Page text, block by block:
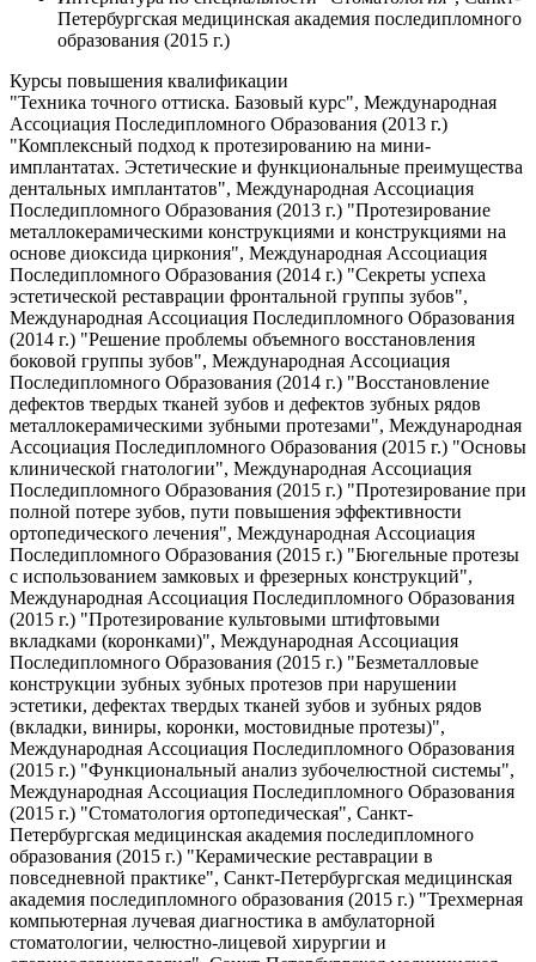
Петербургская медицинская академия последипломного
образования (2015 г.)
Курсы повышения квалификации
"Техника точного оттиска. Базовый курс", Международная
Ассоциация Последипломного Образования (2013 г.)
"Комплексный подход к протезированию на мини-
имплантатах. Эстетические и функциональные преимущества
дентальных имплантатов", Международная Ассоциация
Последипломного Образования (2013 г.) "Протезирование
металлокерамическими конструкциями и конструкциями на
основе диоксида циркония", Международная Ассоциация
Последипломного Образования (2014 г.) "Секреты успеха
эстетической реставрации фронтальной группы зубов",
Международная Ассоциация Последипломного Образования
(2014 г.) "Решение проблемы объемного восстановления
боковой группы зубов", Международная Ассоциация
Последипломного Образования (2014 г.) "Восстановление
дефектов твердых тканей зубов и дефектов зубных рядов
металлокерамическими зубными протезами", Международная
Ассоциация Последипломного Образования (2015 г.) "Основы
клинической гнатологии", Международная Ассоциация
Последипломного Образования (2015 г.) "Протезирование при
полной потере зубов, пути повышения эффективности
ортопедического лечения", Международная Ассоциация
Последипломного Образования (2015 г.) "Бюгельные протезы
с использованием замковых и фрезерных конструкций",
Международная Ассоциация Последипломного Образования
(2015 г.) "Протезирование культовыми штифтовыми
вкладками (коронками)", Международная Ассоциация
Последипломного Образования (2015 г.) "Безметалловые
конструкции зубных зубных протезов при нарушении
эстетики, дефектах твердых тканей зубов и зубных рядов
(вкладки, виниры, коронки, мостовидные протезы)",
Международная Ассоциация Последипломного Образования
(2015 г.) "Функциональный анализ зубочелюстной системы",
Международная Ассоциация Последипломного Образования
(2015 г.) "Стоматология ортопедическая", Санкт-
Петербургская медицинская академия последипломного
образования (2015 г.) "Керамические реставрации в
повседневной практике", Санкт-Петербургская медицинская
академия последипломного образования (2015 г.) "Трехмерная
компьютерная лучевая диагностика в амбулаторной
стоматологии, челюстно-лицевой хирургии и